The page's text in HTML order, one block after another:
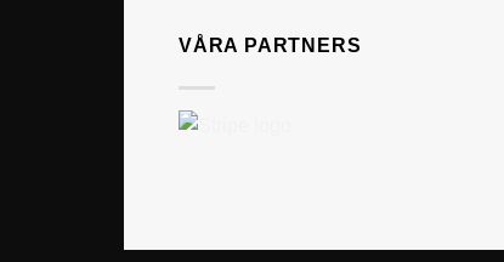
VÅRA PARTNERS